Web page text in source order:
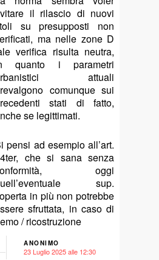
il rilascio di nuovi
su presupposti non
ma nelle zone D
verifica risulta neutra,
quanto i parametri
attuali
comunque sui
stati di fatto,
se legittimati.
pensi ad esempio all’art.
che si sana senza
oggi
sup.
in più non potrebbe
sfruttata, in caso di
/ ricostruzione
ANONIMO
23 Luglio 2025 alle 12:30